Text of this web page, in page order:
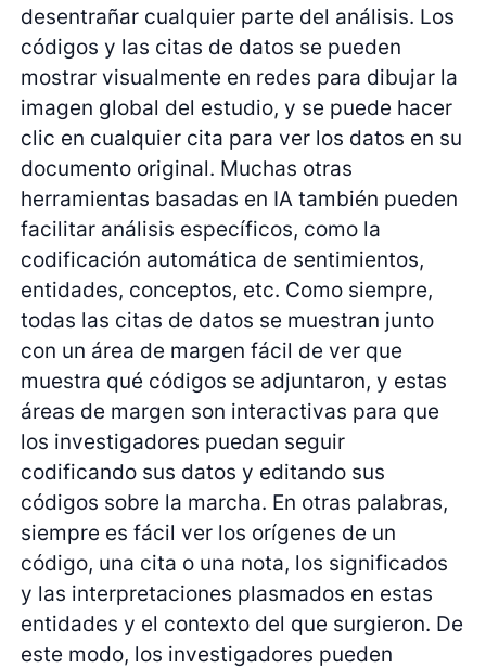
desentrañar cualquier parte del análisis. Los
códigos y las citas de datos se pueden
mostrar visualmente en redes para dibujar la
imagen global del estudio, y se puede hacer
clic en cualquier cita para ver los datos en su
documento original. Muchas otras
herramientas basadas en IA también pueden
facilitar análisis específicos, como la
codificación automática de sentimientos,
entidades, conceptos, etc. Como siempre,
todas las citas de datos se muestran junto
con un área de margen fácil de ver que
muestra qué códigos se adjuntaron, y estas
áreas de margen son interactivas para que
los investigadores puedan seguir
codificando sus datos y editando sus
códigos sobre la marcha. En otras palabras,
siempre es fácil ver los orígenes de un
código, una cita o una nota, los significados
y las interpretaciones plasmados en estas
entidades y el contexto del que surgieron. De
este modo, los investigadores pueden